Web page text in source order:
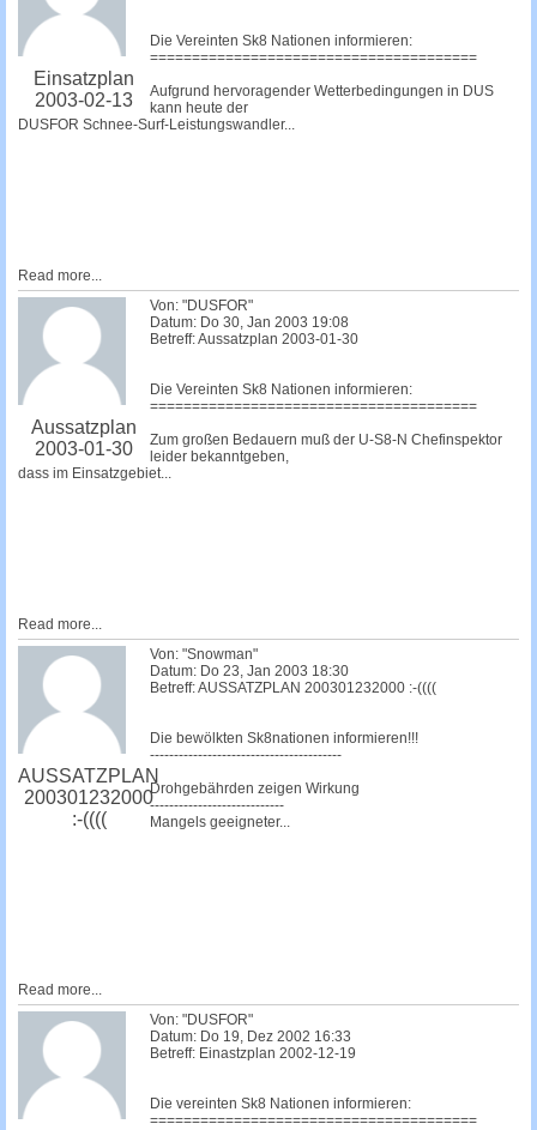
Einsatzplan
2003-02-13
Die Vereinten Sk8 Nationen informieren:
=======================================
Aufgrund hervoragender Wetterbedingungen in DUS
kann heute der
DUSFOR Schnee-Surf-Leistungswandler...
Read more...
Aussatzplan
2003-01-30
Von: "DUSFOR"
Datum: Do 30, Jan 2003 19:08
Betreff: Aussatzplan 2003-01-30
Die Vereinten Sk8 Nationen informieren:
=======================================
Zum großen Bedauern muß der U-S8-N Chefinspektor
leider bekanntgeben,
dass im Einsatzgebiet...
Read more...
AUSSATZPLAN
200301232000
:-((((
Von: "Snowman"
Datum: Do 23, Jan 2003 18:30
Betreff: AUSSATZPLAN 200301232000 :-((((
Die bewölkten Sk8nationen informieren!!!
----------------------------------------
Drohgebährden zeigen Wirkung
----------------------------
Mangels geeigneter...
Read more...
Von: "DUSFOR"
Datum: Do 19, Dez 2002 16:33
Betreff: Einastzplan 2002-12-19
Die vereinten Sk8 Nationen informieren:
=======================================